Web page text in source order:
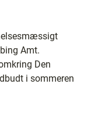
Amt.
Den
i sommeren